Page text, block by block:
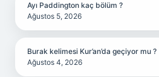
Ayı Paddington kaç bölüm ?
Ağustos 5, 2026
Burak kelimesi Kur’an’da geçiyor mu ?
Ağustos 4, 2026